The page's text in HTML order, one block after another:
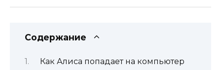
Содержание
Как Алиса попадает на компьютер